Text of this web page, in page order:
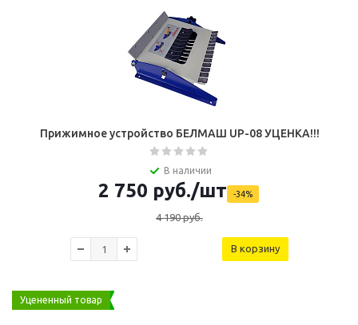
Прижимное устройство БЕЛМАШ UP-08 УЦЕНКА!!!
В наличии
2 750 руб./шт -34%
4 190руб.
В корзину
Уцененный товар